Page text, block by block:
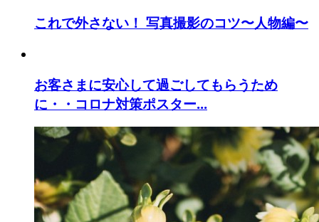
これで外さない！ 写真撮影のコツ〜人物編〜
お客さまに安心して過ごしてもらうため
に・・コロナ対策ポスター...